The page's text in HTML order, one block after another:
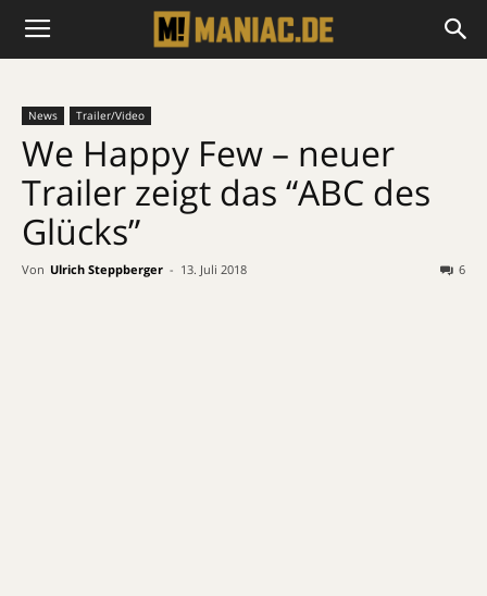
News Trailer/Video
We Happy Few – neuer
Trailer zeigt das “ABC des
Glücks”
Von Ulrich Steppberger - 13. Juli 2018 6